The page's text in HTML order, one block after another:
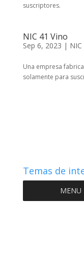
suscriptores.
NIC 41 Vino
Sep 6, 2023 |
Una empresa
solamente para
Temas de
MENU